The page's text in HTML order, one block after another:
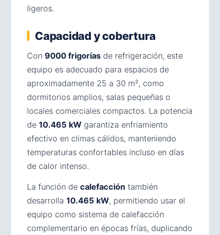
ligeros.
Capacidad y cobertura
Con 9000 frigorías de refrigeración, este
equipo es adecuado para espacios de
aproximadamente 25 a 30 m², como
dormitorios amplios, salas pequeñas o
locales comerciales compactos. La potencia
de 10.465 kW garantiza enfriamiento
efectivo en climas cálidos, manteniendo
temperaturas confortables incluso en días
de calor intenso.
La función de calefacción también
desarrolla 10.465 kW, permitiendo usar el
equipo como sistema de calefacción
complementario en épocas frías, duplicando